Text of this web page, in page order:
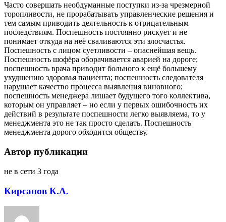
Часто совершать необдуманные поступки из-за чрезмерной
торопливости, не прорабатывать управленческие решения и
тем самым приводить деятельность к отрицательным
последствиям. Поспешность постоянно рискует и не
понимает откуда на неё сваливаются эти злосчастья.
Поспешность с лицом суетливости – опаснейшая вещь.
Поспешность шофёра оборачивается аварией на дороге;
поспешность врача приводит больного к ещё большему
ухудшению здоровья пациента; поспешность следователя
нарушает качество процесса выявления виновного;
поспешность менеджера лишает будущего того коллектива,
которым он управляет – но если у первых ошибочность их
действий в результате поспешности легко выявляема, то у
менеджмента это не так просто сделать. Поспешность
менеджмента дорого обходится обществу.
Автор публикации
не в сети 3 года
Кирсанов К.А.